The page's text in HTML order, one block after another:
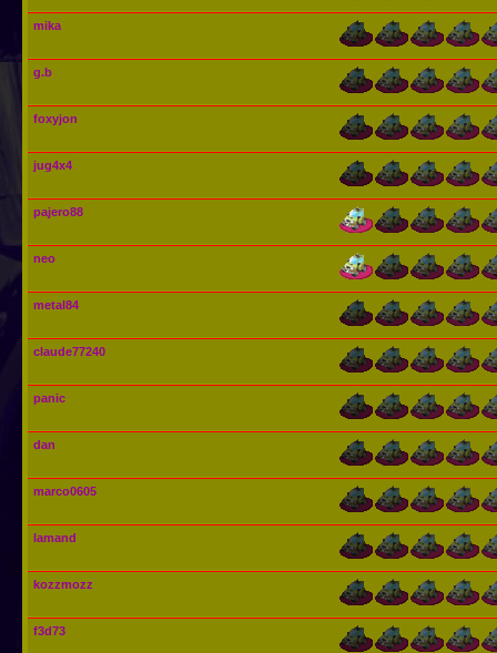
mika
g.b
foxyjon
jug4x4
pajero88
neo
metal84
claude77240
panic
dan
marco0605
lamand
kozzmozz
f3d73